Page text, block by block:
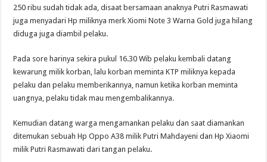
250 ribu sudah tidak ada, disaat bersamaan anaknya Putri Rasmawati
juga menyadari Hp miliknya merk Xiomi Note 3 Warna Gold juga hilang
diduga juga diambil pelaku.
Pada sore harinya sekira pukul 16.30 Wib pelaku kembali datang
kewarung milik korban, lalu korban meminta KTP miliknya kepada
pelaku dan pelaku memberikannya, namun ketika korban meminta
uangnya, pelaku tidak mau mengembalikannya.
Kemudian datang warga mengamankan pelaku dan saat diamankan
ditemukan sebuah Hp Oppo A38 milik Putri Mahdayeni dan Hp Xiaomi
milik Putri Rasmawati dari tangan pelaku.